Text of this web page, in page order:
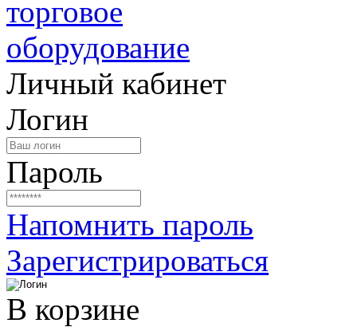
Личный кабинет
Логин
Пароль
Напомнить пароль
Зарегистрироваться
В корзине